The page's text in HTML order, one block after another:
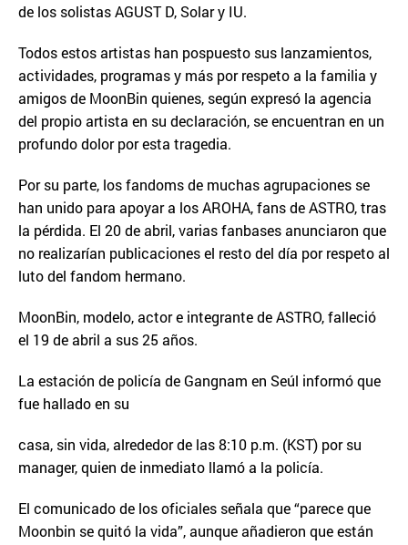
de los solistas AGUST D, Solar y IU.
Todos estos artistas han pospuesto sus lanzamientos,
actividades, programas y más por respeto a la familia y
amigos de MoonBin quienes, según expresó la agencia
del propio artista en su declaración, se encuentran en un
profundo dolor por esta tragedia.
Por su parte, los fandoms de muchas agrupaciones se
han unido para apoyar a los AROHA, fans de ASTRO, tras
la pérdida. El 20 de abril, varias fanbases anunciaron que
no realizarían publicaciones el resto del día por respeto al
luto del fandom hermano.
MoonBin, modelo, actor e integrante de ASTRO, falleció
el 19 de abril a sus 25 años.
La estación de policía de Gangnam en Seúl informó que
fue hallado en su
casa, sin vida, alrededor de las 8:10 p.m. (KST) por su
manager, quien de inmediato llamó a la policía.
El comunicado de los oficiales señala que “parece que
Moonbin se quitó la vida”, aunque añadieron que están